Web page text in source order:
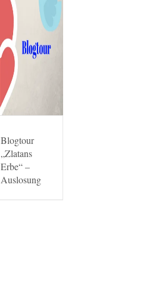
Blogtour
„Zlatans
Erbe“ –
Auslosung